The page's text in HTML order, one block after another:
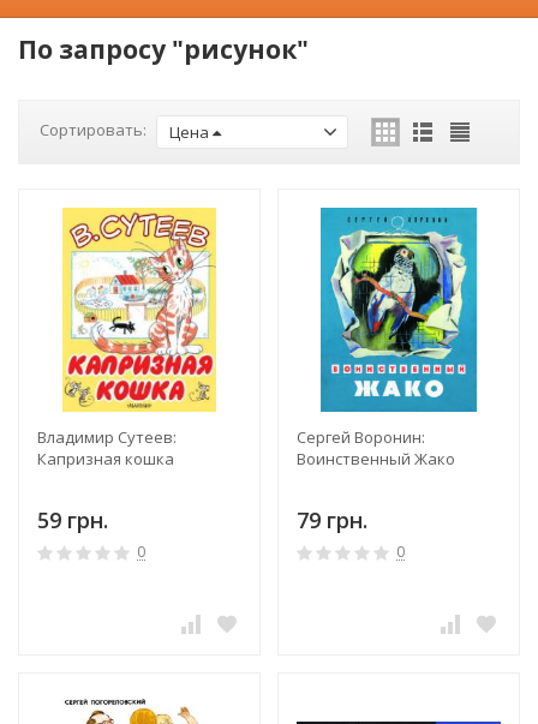
По запросу "рисунок"
Сортировать: Цена
Владимир Сутеев:
Капризная кошка
59 грн.
0
Сергей Воронин:
Воинственный Жако
79 грн.
0